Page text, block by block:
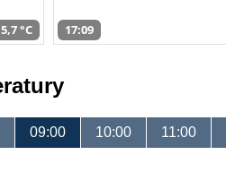
5,7 °C 17:09
09:00 10:00 11:00